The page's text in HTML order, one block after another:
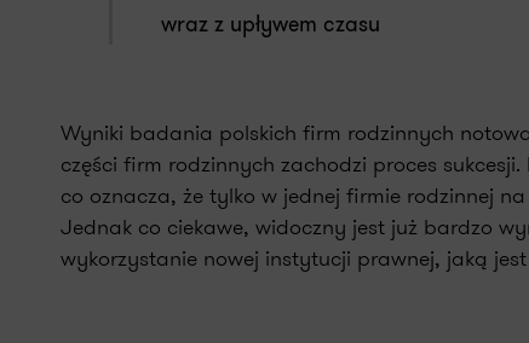
wraz z upływem czasu
Wyniki badania polskich firm rodzinnych
części firm rodzinnych zachodzi proces
co oznacza, że tylko w jednej firmie rodzinnej
Jednak co ciekawe, widoczny jest już bardzo
wykorzystanie nowej instytucji prawnej, jaką jest